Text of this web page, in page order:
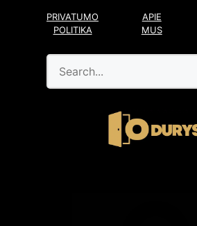
PRIVATUMO
POLITIKA
APIE
MUS